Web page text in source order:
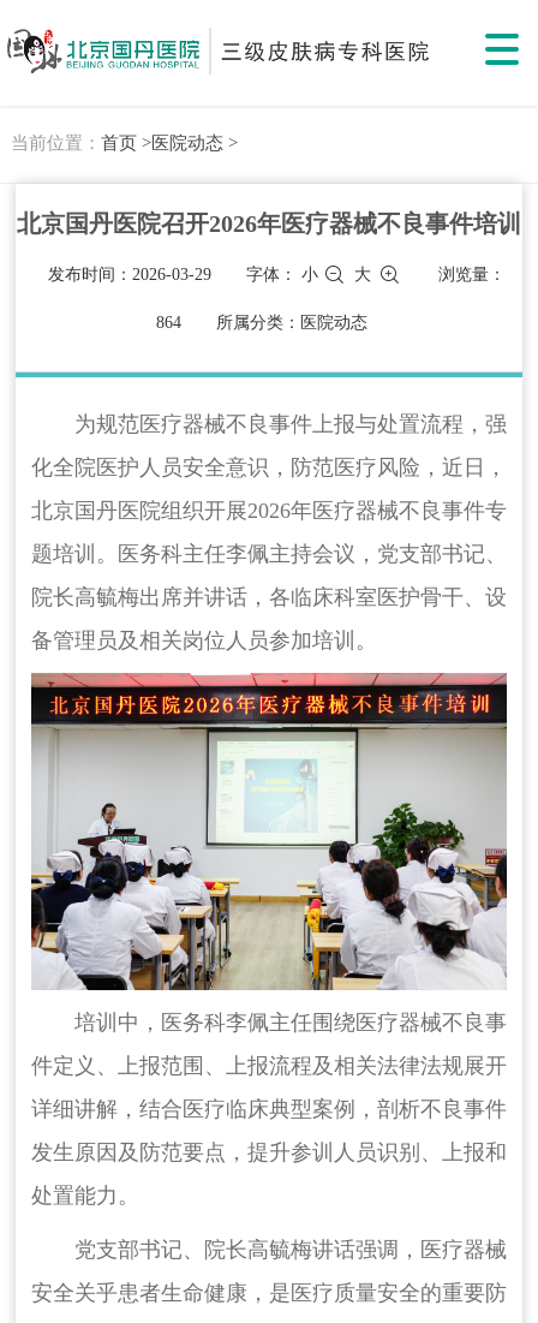
当前位置： 首页 >医院动态 >
北京国丹医院召开2026年医疗器械不良事件培训
发布时间：2026-03-29 字体：小 大 浏览量：
864 所属分类：医院动态
为规范医疗器械不良事件上报与处置流程，强
化全院医护人员安全意识，防范医疗风险，近日，
北京国丹医院组织开展2026年医疗器械不良事件专
题培训。医务科主任李佩主持会议，党支部书记、
院长高毓梅出席并讲话，各临床科室医护骨干、设
备管理员及相关岗位人员参加培训。
培训中，医务科李佩主任围绕医疗器械不良事
件定义、上报范围、上报流程及相关法律法规展开
详细讲解，结合医疗临床典型案例，剖析不良事件
发生原因及防范要点，提升参训人员识别、上报和
处置能力。
党支部书记、院长高毓梅讲话强调，医疗器械
安全关乎患者生命健康，是医疗质量安全的重要防